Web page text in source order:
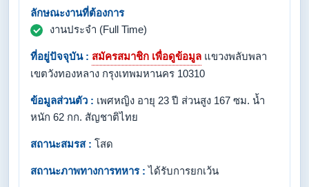
ลักษณะงานที่ต้องการ
งานประจำ (Full Time)
ที่อยู่ปัจจุบัน : สมัครสมาชิก เพื่อดูข้อมูล แขวงพลับพลา
เขตวังทองหลาง กรุงเทพมหานคร 10310
ข้อมูลส่วนตัว : เพศหญิง อายุ 23 ปี ส่วนสูง 167 ซม. น้ำ
หนัก 62 กก. สัญชาติไทย
สถานะสมรส : โสด
สถานะภาพทางการทหาร : ได้รับการยกเว้น